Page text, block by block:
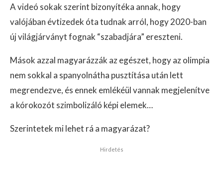
A videó sokak szerint bizonyítéka annak, hogy
valójában évtizedek óta tudnak arról, hogy 2020-ban
új világjárványt fognak “szabadjára” ereszteni.
Mások azzal magyarázzák az egészet, hogy az olimpia
nem sokkal a spanyolnátha pusztítása után lett
megrendezve, és ennek emlékéül vannak megjelenítve
a kórokozót szimbolizáló képi elemek…
Szerintetek mi lehet rá a magyarázat?
Hirdetés